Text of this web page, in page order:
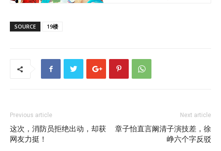
SOURCE 19楼
Previous article
这次，消防员拒绝出动，却获
网友力挺！
Next article
章子怡直言阚清子演技差，徐
峥六个字反驳